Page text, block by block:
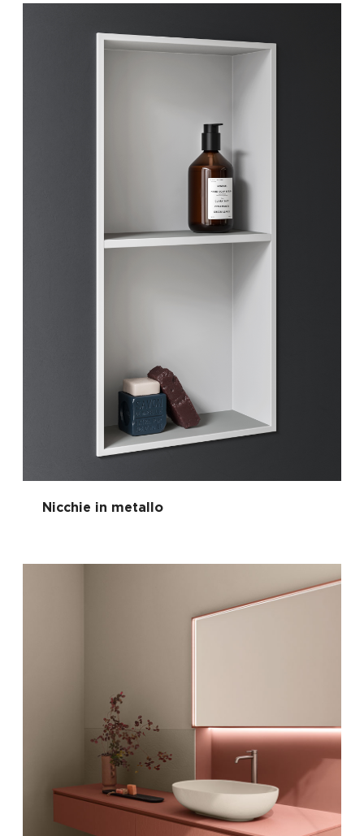
Nicchie in metallo